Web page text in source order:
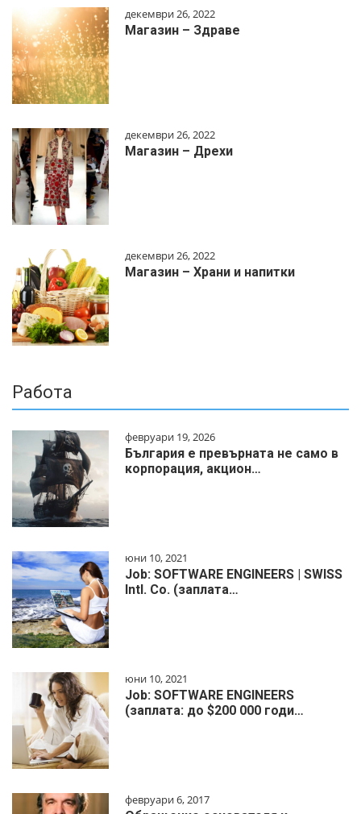
декември 26, 2022
Магазин – Здраве
декември 26, 2022
Магазин – Дрехи
декември 26, 2022
Магазин – Храни и напитки
Работа
февруари 19, 2026
България е превърната не само в
корпорация, акцион…
юни 10, 2021
Job: SOFTWARE ENGINEERS | SWISS
Intl. Co. (заплата…
юни 10, 2021
Job: SOFTWARE ENGINEERS
(заплата: до $200 000 годи…
февруари 6, 2017